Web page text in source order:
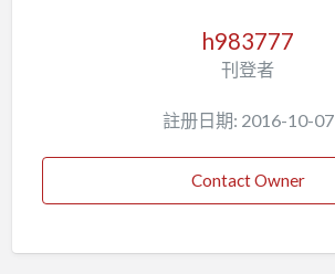
h983777
刊登者
註册日期: 2016-10-07
Contact Owner